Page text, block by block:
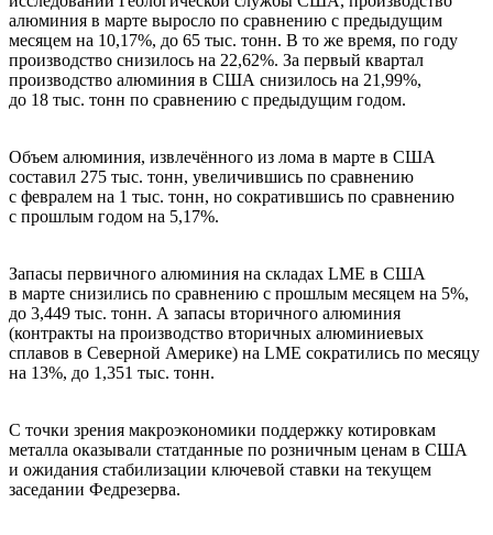
алюминия в марте выросло по сравнению с предыдущим
месяцем на 10,17%, до 65 тыс. тонн. В то же время, по году
производство снизилось на 22,62%. За первый квартал
производство алюминия в США снизилось на 21,99%,
до 18 тыс. тонн по сравнению с предыдущим годом.
Объем алюминия, извлечённого из лома в марте в США
составил 275 тыс. тонн, увеличившись по сравнению
с февралем на 1 тыс. тонн, но сократившись по сравнению
с прошлым годом на 5,17%.
Запасы первичного алюминия на складах LME в США
в марте снизились по сравнению с прошлым месяцем на 5%,
до 3,449 тыс. тонн. А запасы вторичного алюминия
(контракты на производство вторичных алюминиевых
сплавов в Северной Америке) на LME сократились по месяцу
на 13%, до 1,351 тыс. тонн.
С точки зрения макроэкономики поддержку котировкам
металла оказывали статданные по розничным ценам в США
и ожидания стабилизации ключевой ставки на текущем
заседании Федрезерва.